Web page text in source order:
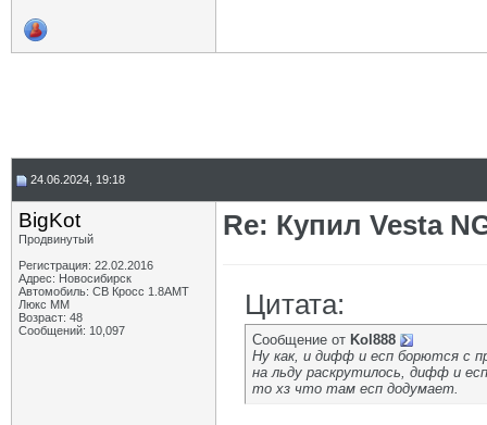
24.06.2024, 19:18
BigKot
Продвинутый
Регистрация: 22.02.2016
Адрес: Новосибирск
Автомобиль: СВ Кросс 1.8АМТ
Люкс ММ
Возраст: 48
Сообщений: 10,097
Re: Купил Vesta
Цитата:
Сообщение от Kol888
Ну как, и дифф и есп борются с
на льду раскрутилось, дифф и
то хз что там есп додумает.